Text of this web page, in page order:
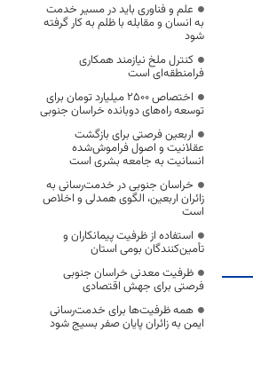
علم و فناوری باید در مسیر خدمت
به انسان و مقابله با ظلم به کار گرفته
شود
کنترل ملخ نیازمند همکاری
فرامنطقه‌ای است
اختصاص 2500 میلیارد تومان برای
توسعه راه‌های دوبانده خراسان جنوبی
اربعین فرصتی برای بازگشت
عقلانیت و اصول فراموش‌شده
انسانیت به جامعه بشری است
خراسان جنوبی در خدمت‌رسانی به
زائران اربعین، الگوی همدلی و اخلاص
است
استفاده از ظرفیت پیمانکاران و
تأمین‌کنندگان بومی استان
ظرفیت معدنی خراسان جنوبی
فرصتی برای جهش اقتصادی
همه ظرفیت‌ها برای خدمت‌رسانی
ایمن به زائران پایان صفر بسیج شود